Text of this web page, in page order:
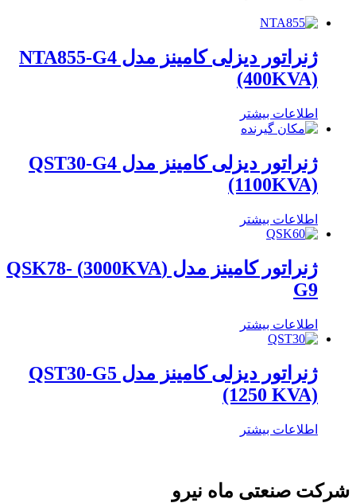
ژنراتور دیزلی کامینز مدل NTA855-G4
(400KVA)
اطلاعات بیشتر
ژنراتور دیزلی کامینز مدل QST30-G4
(1100KVA)
اطلاعات بیشتر
ژنراتور کامینز مدل (3000KVA) QSK78-
G9
اطلاعات بیشتر
ژنراتور دیزلی کامینز مدل QST30-G5
(1250 KVA)
اطلاعات بیشتر
شرکت صنعتی ماه نیرو